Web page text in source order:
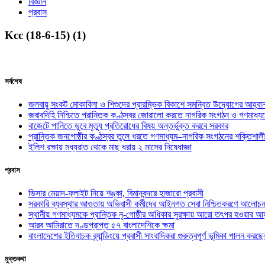
প্রবাস
Kcc (18-6-15) (1)
সর্বশেষ
জলবায়ু সংকট মোকাবিলা ও শিশুদের প্রারম্ভিক বিকাশে সমন্বিত উদ্যোগের
জবাবদিহি নিশ্চিতে প্রান্তিক কণ্ঠস্বর জোরালো করতে নাগরিক সংগঠন ও
বাজেটে পানিতে ডুবে মৃত্যু প্রতিরোধের বিষয় অন্তর্ভুক্ত করবে সরকার
প্রান্তিক জনগোষ্ঠীর কণ্ঠস্বর তুলে ধরতে গণমাধ্যম–নাগরিক সংগঠনের
ইলিশ রক্ষায় মধ্যরাত থেকে মাছ ধরায় ২ মাসের নিষেধাজ্ঞা
প্রবাস
ভিসার মেয়াদ-ফ্লাইট নিয়ে শঙ্কা, বিমানবন্দরে হাজারো প্রবাসী
সরকারি ব্যবস্থার আওতায় অভিবাসী কর্মীদের আইনগত সেবা নিশ্চিতকরণে
স্থানীয় গণমাধ্যমকে প্রান্তিক নৃ-গোষ্ঠীর অধিকার সুরক্ষায় আরো তৎপর হওয়ার
আরব আমিরাতে দণ্ডপ্রাপ্ত ৫৭ বাংলাদেশিকে ক্ষমা
বাংলাদেশের ইতিবাচক ব্র্যান্ডিংয়ে প্রবাসী সাংবাদিকরা গুরুত্বপূর্ণ ভূমিকা পালন
মুক্তকথা